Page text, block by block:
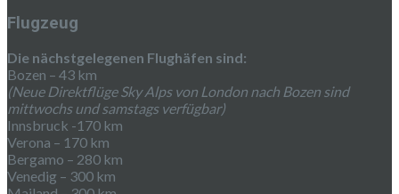
Flugzeug
Die nächstgelegenen Flughäfen sind:
Bozen – 43 km
(Neue Direktflüge Sky Alps von London nach Bozen sind
mittwochs und samstags verfügbar)
Innsbruck -170 km
Verona – 170 km
Bergamo – 280 km
Venedig – 300 km